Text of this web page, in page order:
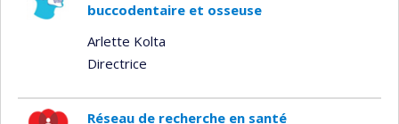
buccodentaire et osseuse
Arlette Kolta
Directrice
Réseau de recherche en santé